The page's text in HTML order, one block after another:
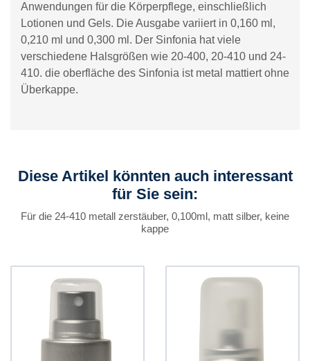
Anwendungen für die Körperpflege, einschließlich
Lotionen und Gels. Die Ausgabe variiert in 0,160 ml,
0,210 ml und 0,300 ml. Der Sinfonia hat viele
verschiedene Halsgrößen wie 20-400, 20-410 und 24-
410. die oberfläche des Sinfonia ist metal mattiert ohne
Überkappe.
Diese Artikel könnten auch interessant
für Sie sein:
Für die 24-410 metall zerstäuber, 0,100ml, matt silber, keine
kappe